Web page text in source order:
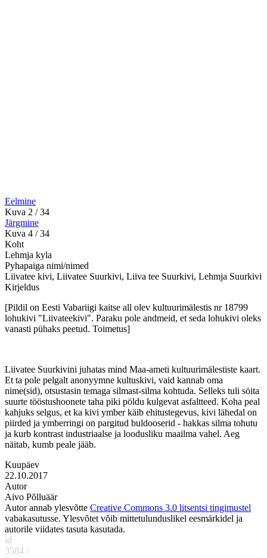
Eelmine
Kuva 2 / 34
Järgmine
Kuva 4 / 34
Koht
Lehmja kyla
Pyhapaiga nimi/nimed
Liivatee kivi, Liivatee Suurkivi, Liiva tee Suurkivi, Lehmja Suurkivi
Kirjeldus
[Pildil on Eesti Vabariigi kaitse all olev kultuurimälestis nr 18799
lohukivi "Liivateekivi". Paraku pole andmeid, et seda lohukivi oleks
vanasti pühaks peetud. Toimetus]
Liivatee Suurkivini juhatas mind Maa-ameti kultuurimälestiste kaart.
Et ta pole pelgalt anonyymne kultuskivi, vaid kannab oma
nime(sid), otsustasin temaga silmast-silma kohtuda. Selleks tuli söita
suurte tööstushoonete taha piki pöldu kulgevat asfaltteed. Koha peal
kahjuks selgus, et ka kivi ymber käib ehitustegevus, kivi lähedal on
piirded ja ymberringi on pargitud buldooserid - hakkas silma tohutu
ja kurb kontrast industriaalse ja loodusliku maailma vahel. Aeg
näitab, kumb peale jääb.
Kuupäev
22.10.2017
Autor
Aivo Põlluäär
Autor annab ylesvõtte Creative Commons 3.0 litsentsi tingimustel
vabakasutusse. Ylesvõtet võib mittetulunduslikel eesmärkidel ja
autorile viidates tasuta kasutada.
id
3584 /